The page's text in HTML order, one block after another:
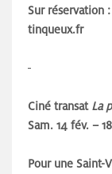
Sur réservation
tinqueux.fr
Ciné transat La
Sam. 14 fév. –
Pour une